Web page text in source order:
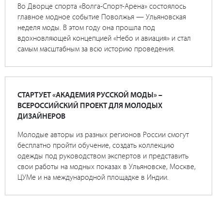
Во Дворце спорта «Волга-Спорт-Арена» состоялось
главное модное событие Поволжья — Ульяновская
неделя моды. В этом году она прошла под
вдохновляющей концепцией «Небо и авиация» и стал
самым масштабным за всю историю проведения.
СТАРТУЕТ «АКАДЕМИЯ РУССКОЙ МОДЫ» –
ВСЕРОССИЙСКИЙ ПРОЕКТ ДЛЯ МОЛОДЫХ
ДИЗАЙНЕРОВ
Молодые авторы из разных регионов России смогут
бесплатно пройти обучение, создать коллекцию
одежды под руководством экспертов и представить
свои работы на модных показах в Ульяновске, Москве,
ЦУМе и на международной площадке в Индии.